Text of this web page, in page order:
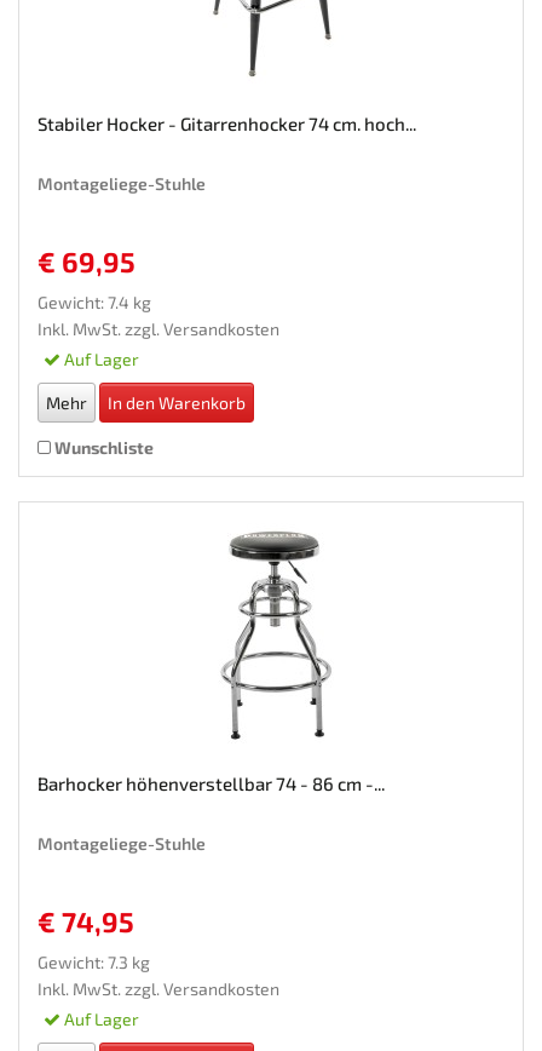
Stabiler Hocker - Gitarrenhocker 74 cm. hoch...
Montageliege-Stuhle
€ 69,95
Gewicht: 7.4 kg
Inkl. MwSt. zzgl. Versandkosten
Auf Lager
Mehr In den Warenkorb
Wunschliste
Barhocker höhenverstellbar 74 - 86 cm -...
Montageliege-Stuhle
€ 74,95
Gewicht: 7.3 kg
Inkl. MwSt. zzgl. Versandkosten
Auf Lager